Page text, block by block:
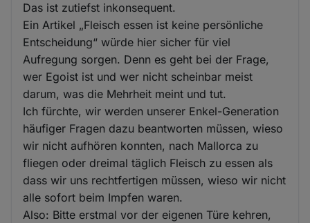
Das ist zutiefst inkonsequent.
Ein Artikel „Fleisch essen ist keine persönliche
Entscheidung“ würde hier sicher für viel
Aufregung sorgen. Denn es geht bei der Frage,
wer Egoist ist und wer nicht scheinbar meist
darum, was die Mehrheit meint und tut.
Ich fürchte, wir werden unserer Enkel-Generation
häufiger Fragen dazu beantworten müssen, wieso
wir nicht aufhören konnten, nach Mallorca zu
fliegen oder dreimal täglich Fleisch zu essen als
dass wir uns rechtfertigen müssen, wieso wir nicht
alle sofort beim Impfen waren.
Also: Bitte erstmal vor der eigenen Türe kehren,